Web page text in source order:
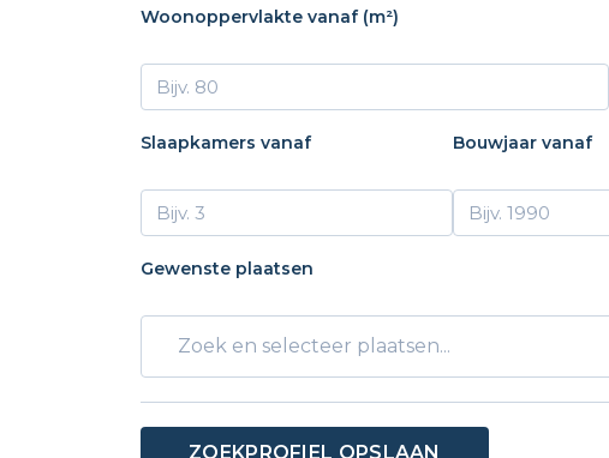
Woonoppervlakte vanaf (m²)
Slaapkamers vanaf Bouwjaar vanaf
Gewenste plaatsen